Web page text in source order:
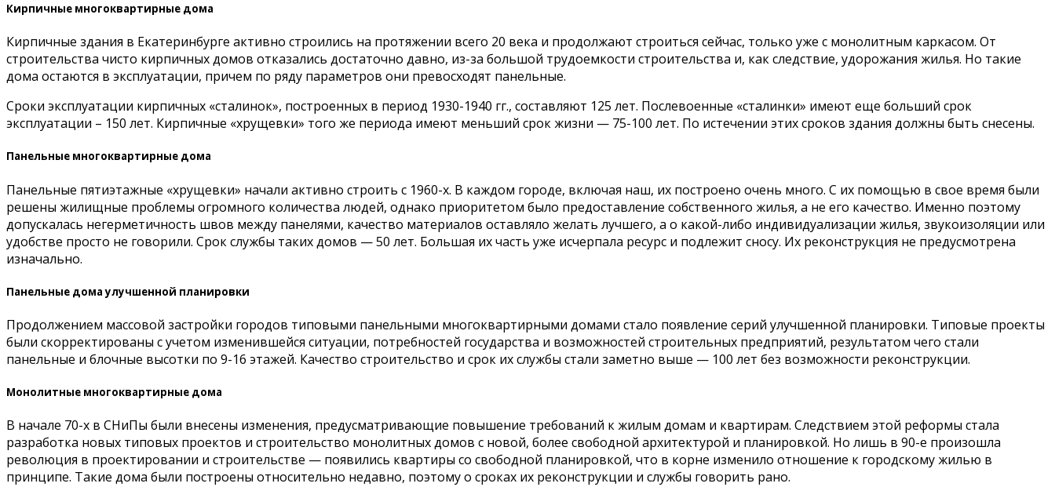
Кирпичные многоквартирные дома
Кирпичные здания в Екатеринбурге активно строились на протяжении всего 20 века и продолжают строиться сейчас, только уже с монолитным каркасом. От
строительства чисто кирпичных домов отказались достаточно давно, из-за большой трудоемкости строительства и, как следствие, удорожания жилья. Но такие
дома остаются в эксплуатации, причем по ряду параметров они превосходят панельные.
Сроки эксплуатации кирпичных «сталинок», построенных в период 1930-1940 гг., составляют 125 лет. Послевоенные «сталинки» имеют еще больший срок
эксплуатации – 150 лет. Кирпичные «хрущевки» того же периода имеют меньший срок жизни — 75-100 лет. По истечении этих сроков здания должны быть снесены.
Панельные многоквартирные дома
Панельные пятиэтажные «хрущевки» начали активно строить с 1960-х. В каждом городе, включая наш, их построено очень много. С их помощью в свое время были
решены жилищные проблемы огромного количества людей, однако приоритетом было предоставление собственного жилья, а не его качество. Именно поэтому
допускалась негерметичность швов между панелями, качество материалов оставляло желать лучшего, а о какой-либо индивидуализации жилья, звукоизоляции или
удобстве просто не говорили. Срок службы таких домов — 50 лет. Большая их часть уже исчерпала ресурс и подлежит сносу. Их реконструкция не предусмотрена
изначально.
Панельные дома улучшенной планировки
Продолжением массовой застройки городов типовыми панельными многоквартирными домами стало появление серий улучшенной планировки. Типовые проекты
были скорректированы с учетом изменившейся ситуации, потребностей государства и возможностей строительных предприятий, результатом чего стали
панельные и блочные высотки по 9-16 этажей. Качество строительство и срок их службы стали заметно выше — 100 лет без возможности реконструкции.
Монолитные многоквартирные дома
В начале 70-х в СНиПы были внесены изменения, предусматривающие повышение требований к жилым домам и квартирам. Следствием этой реформы стала
разработка новых типовых проектов и строительство монолитных домов с новой, более свободной архитектурой и планировкой. Но лишь в 90-е произошла
революция в проектировании и строительстве — появились квартиры со свободной планировкой, что в корне изменило отношение к городскому жилью в
принципе. Такие дома были построены относительно недавно, поэтому о сроках их реконструкции и службы говорить рано.